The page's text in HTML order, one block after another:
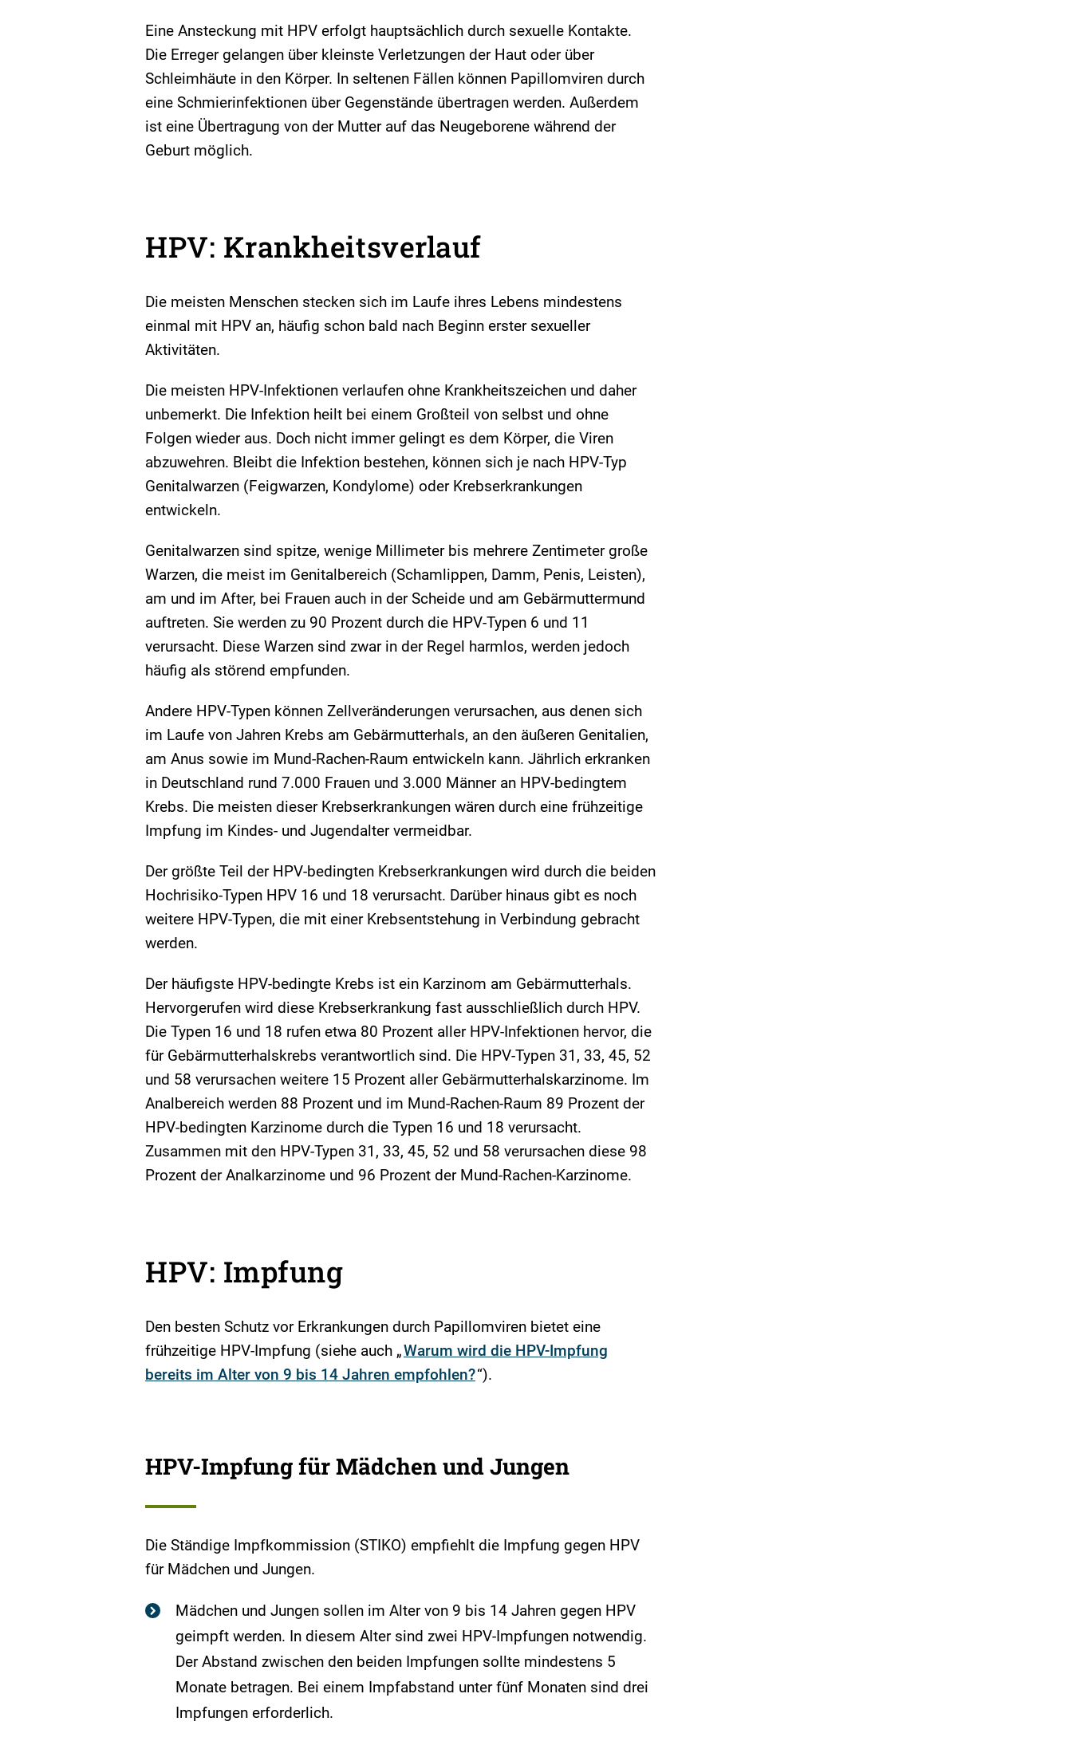
Eine Ansteckung mit HPV erfolgt hauptsächlich durch sexuelle Kontakte.
Die Erreger gelangen über kleinste Verletzungen der Haut oder über
Schleimhäute in den Körper. In seltenen Fällen können Papillomviren durch
eine Schmierinfektionen über Gegenstände übertragen werden. Außerdem
ist eine Übertragung von der Mutter auf das Neugeborene während der
Geburt möglich.
HPV: Krankheitsverlauf
Die meisten Menschen stecken sich im Laufe ihres Lebens mindestens
einmal mit HPV an, häufig schon bald nach Beginn erster sexueller
Aktivitäten.
Die meisten HPV-Infektionen verlaufen ohne Krankheitszeichen und daher
unbemerkt. Die Infektion heilt bei einem Großteil von selbst und ohne
Folgen wieder aus. Doch nicht immer gelingt es dem Körper, die Viren
abzuwehren. Bleibt die Infektion bestehen, können sich je nach HPV-Typ
Genitalwarzen (Feigwarzen, Kondylome) oder Krebserkrankungen
entwickeln.
Genitalwarzen sind spitze, wenige Millimeter bis mehrere Zentimeter große
Warzen, die meist im Genitalbereich (Schamlippen, Damm, Penis, Leisten),
am und im After, bei Frauen auch in der Scheide und am Gebärmuttermund
auftreten. Sie werden zu 90 Prozent durch die HPV-Typen 6 und 11
verursacht. Diese Warzen sind zwar in der Regel harmlos, werden jedoch
häufig als störend empfunden.
Andere HPV-Typen können Zellveränderungen verursachen, aus denen sich
im Laufe von Jahren Krebs am Gebärmutterhals, an den äußeren Genitalien,
am Anus sowie im Mund-Rachen-Raum entwickeln kann. Jährlich erkranken
in Deutschland rund 7.000 Frauen und 3.000 Männer an HPV-bedingtem
Krebs. Die meisten dieser Krebserkrankungen wären durch eine frühzeitige
Impfung im Kindes- und Jugendalter vermeidbar.
Der größte Teil der HPV-bedingten Krebserkrankungen wird durch die beiden
Hochrisiko-Typen HPV 16 und 18 verursacht. Darüber hinaus gibt es noch
weitere HPV-Typen, die mit einer Krebsentstehung in Verbindung gebracht
werden.
Der häufigste HPV-bedingte Krebs ist ein Karzinom am Gebärmutterhals.
Hervorgerufen wird diese Krebserkrankung fast ausschließlich durch HPV.
Die Typen 16 und 18 rufen etwa 80 Prozent aller HPV-Infektionen hervor, die
für Gebärmutterhalskrebs verantwortlich sind. Die HPV-Typen 31, 33, 45, 52
und 58 verursachen weitere 15 Prozent aller Gebärmutterhalskarzinome. Im
Analbereich werden 88 Prozent und im Mund-Rachen-Raum 89 Prozent der
HPV-bedingten Karzinome durch die Typen 16 und 18 verursacht.
Zusammen mit den HPV-Typen 31, 33, 45, 52 und 58 verursachen diese 98
Prozent der Analkarzinome und 96 Prozent der Mund-Rachen-Karzinome.
HPV: Impfung
Den besten Schutz vor Erkrankungen durch Papillomviren bietet eine
frühzeitige HPV-Impfung (siehe auch „Warum wird die HPV-Impfung
bereits im Alter von 9 bis 14 Jahren empfohlen?“).
HPV-Impfung für Mädchen und Jungen
Die Ständige Impfkommission (STIKO) empfiehlt die Impfung gegen HPV
für Mädchen und Jungen.
Mädchen und Jungen sollen im Alter von 9 bis 14 Jahren gegen HPV
geimpft werden. In diesem Alter sind zwei HPV-Impfungen notwendig.
Der Abstand zwischen den beiden Impfungen sollte mindestens 5
Monate betragen. Bei einem Impfabstand unter fünf Monaten sind drei
Impfungen erforderlich.